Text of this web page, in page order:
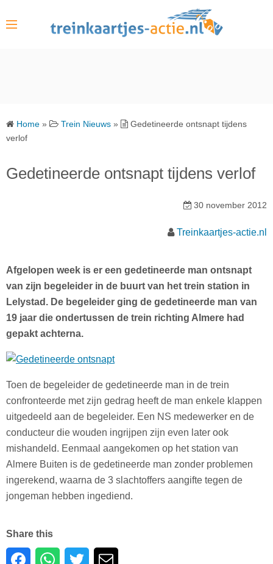
Home » Trein Nieuws »
Gedetineerde ontsnapt tijdens
verlof
Gedetineerde ontsnapt tijdens verlof
30 november 2012
Treinkaartjes-actie.nl
Afgelopen week is er een gedetineerde man ontsnapt
van zijn begeleider in de buurt van het trein station in
Lelystad. De begeleider ging de gedetineerde man van
19 jaar die ondertussen de trein richting Almere had
gepakt achterna.
Toen de begeleider de gedetineerde man in de trein
confronteerde met zijn gedrag heeft de man enkele klappen
uitgedeeld aan de begeleider. Een NS medewerker en de
conducteur die wouden ingrijpen zijn even later ook
mishandeld. Eenmaal aangekomen op het station van
Almere Buiten is de gedetineerde man zonder problemen
ingerekend, waarna de 3 slachtoffers aangifte tegen de
jongeman hebben ingediend.
Share this